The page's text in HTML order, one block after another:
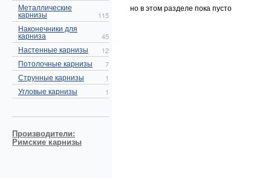
Металлические
карнизы 115
Наконечники для
карниза 45
Настенные карнизы 12
Потолочные карнизы 7
Струнные карнизы 1
Угловые карнизы 1
Производители:
Римские карнизы
но в этом разделе пока пусто